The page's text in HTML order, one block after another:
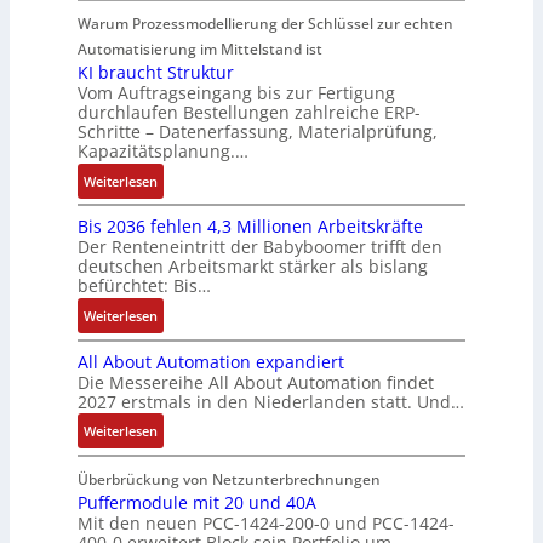
r
e
E
n
t
w
i
c
k
l
u
n
g
u
P
o
s
i
t
i
v
e
M
o
m
e
n
t
a
u
f
n
a
h
m
gd
b
o
t
i
k
o
n
i
n
F
a
n
u
c
C
N
C
-
S
y
s
t
e
m
e
h
n
i
k
-
G
e
s
c
h
ä
f
t
s
f
h
r
e
r
u
m
V
t
S
y
s
t
è
m
e
s
:
Q
2
-
E
r
g
e
b
n
i
s
s
e
e
u
e
r
V
e
r
t
r
i
e
b
s
-
u
n
d
M
a
r
k
e
t
Warum Prozessmodellierung der Schlüssel zur echten
Automatisierung im Mittelstand ist
KI braucht Struktur
Vom Auftragseingang bis zur Fertigung
durchlaufen Bestellungen zahlreiche ERP-
Schritte – Datenerfassung, Materialprüfung,
Kapazitätsplanung.…
Weiterlesen:
K
I
b
r
a
u
c
h
t
S
t
r
u
k
t
Bis 2036 fehlen 4,3 Millionen Arbeitskräfte
Der Renteneintritt der Babyboomer trifft den
deutschen Arbeitsmarkt stärker als bislang
befürchtet: Bis…
Weiterlesen:
B
i
s
2
0
3
6
f
e
All About Automation expandiert
Die Messereihe All About Automation findet
2027 erstmals in den Niederlanden statt. Und…
Weiterlesen:
A
l
l
A
Überbrückung von Netzunterbrechnungen
Puffermodule mit 20 und 40A
Mit den neuen PCC-1424-200-0 und PCC-1424-